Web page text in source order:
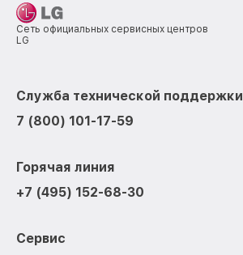
Сеть официальных сервисных центров
LG
Служба технической поддержки
7 (800) 101-17-59
Горячая линия
+7 (495) 152-68-30
Сервис